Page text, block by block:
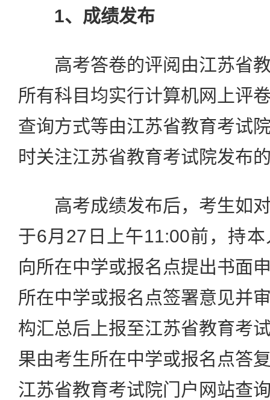
1、成绩发布
高考答卷的评阅由江苏省教
所有科目均实行计算机网上评
查询方式等由江苏省教育考试
时关注江苏省教育考试院发布
高考成绩发布后，考生如对
于6月27日上午11:00前，持
向所在中学或报名点提出书面
所在中学或报名点签署意见并
构汇总后上报至江苏省教育考
果由考生所在中学或报名点答
江苏省教育考试院门户网站查